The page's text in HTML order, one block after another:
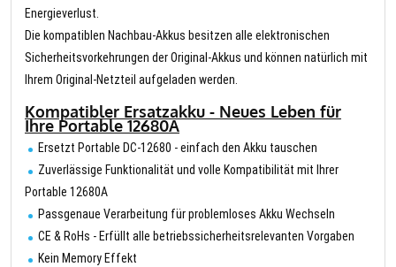
Energieverlust.
Die kompatiblen Nachbau-Akkus besitzen alle elektronischen
Sicherheitsvorkehrungen der Original-Akkus und können natürlich mit
Ihrem Original-Netzteil aufgeladen werden.
Kompatibler Ersatzakku - Neues Leben für
Ihre Portable 12680A
Ersetzt Portable DC-12680 - einfach den Akku tauschen
Zuverlässige Funktionalität und volle Kompatibilität mit Ihrer
Portable 12680A
Passgenaue Verarbeitung für problemloses Akku Wechseln
CE & RoHs - Erfüllt alle betriebssicherheitsrelevanten Vorgaben
Kein Memory Effekt